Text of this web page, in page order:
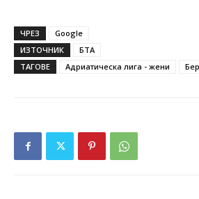
ЧРЕЗ
Google
ИЗТОЧНИК
БТА
ТАГОВЕ
Адриатическа лига - жени